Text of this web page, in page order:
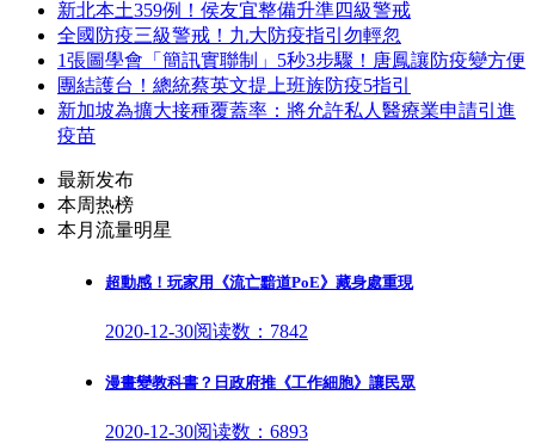
新北本土359例！侯友宜整備升準四級警戒
全國防疫三級警戒！九大防疫指引勿輕忽
1張圖學會「簡訊實聯制」5秒3步驟！唐鳳讓防疫變方便
團結護台！總統蔡英文提上班族防疫5指引
新加坡為擴大接種覆蓋率：將允許私人醫療業申請引進
疫苗
最新发布
本周热榜
本月流量明星
超動感！玩家用《流亡黯道PoE》藏身處重現
2020-12-30阅读数：7842
漫畫變教科書？日政府推《工作細胞》讓民眾
2020-12-30阅读数：6893